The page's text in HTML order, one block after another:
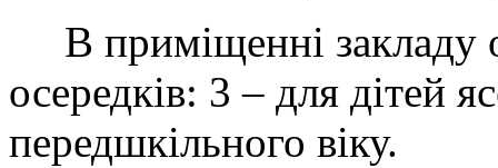
В приміщенні закладу
осередків: 3 – для дітей
передшкільного віку.